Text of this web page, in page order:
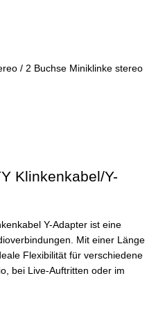
/ 2 Buchse Miniklinke stereo
Klinkenkabel/Y-
Y-Adapter ist eine
Mit einer Länge
Flexibilität für verschiedene
bei Live-Auftritten oder im